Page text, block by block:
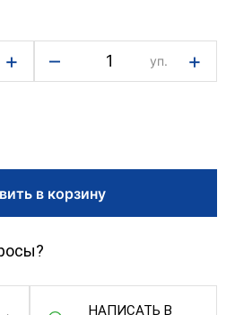
+ – уп. +
в корзину
НАПИСАТЬ В